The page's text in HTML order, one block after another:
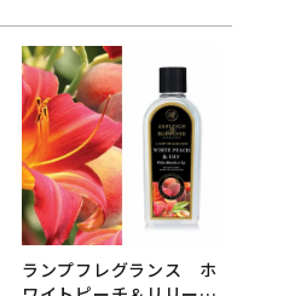
ランプフレグランス ホ